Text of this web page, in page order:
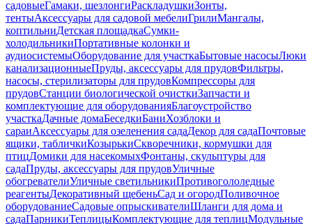
садовыеГамаки, шезлонгиРаскладушкиЗонты,
тентыАксессуары для садовой мебелиГрилиМангалы,
коптильниДетская площадкаСумки-
холодильникиПортативные колонки и
аудиосистемыОборудование для участкаБытовые насосыЛюки
канализационныеПруды, аксессуары для прудовФильтры,
насосы, стерилизаторы для прудовКомпрессоры для
прудовСтанции биологической очисткиЗапчасти и
комплектующие для оборудованияБлагоустройство
участкаДачные домаБеседкиБаниХозблоки и
сараиАксессуары для озеленения садаДекор для садаПочтовые
ящики, табличкиКозырькиСкворечники, кормушки для
птицДомики для насекомыхФонтаны, скульптуры для
садаПруды, аксессуары для прудовУличные
обогревателиУличные светильникиПротивогололедные
реагентыДекоративный щебеньСад и огородПоливочное
оборудованиеСадовые опрыскивателиШланги для дома и
садаПарникиТеплицыКомплектующие для теплицМодульные